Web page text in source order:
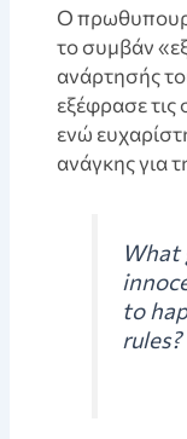
Ο
το συμβάν
ανάρτησής
εξέφρασε τις
ενώ
ανάγκης για
What
to
rules?